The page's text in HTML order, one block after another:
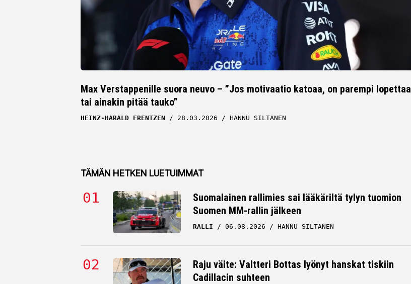
Max Verstappenille suora neuvo – ”Jos motivaatio katoaa, on parempi lopettaa
tai ainakin pitää tauko”
HEINZ-HARALD FRENTZEN 28.03.2026 HANNU SILTANEN
TÄMÄN HETKEN LUETUIMMAT
Suomalainen rallimies sai lääkäriltä tylyn tuomion
Suomen MM-rallin jälkeen
RALLI 06.08.2026 HANNU SILTANEN
Raju väite: Valtteri Bottas lyönyt hanskat tiskiin
Cadillacin suhteen